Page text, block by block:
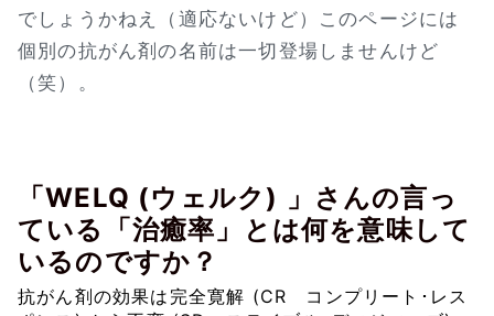
でしょうかねえ（適応ないけど）このページには
個別の抗がん剤の名前は一切登場しませんけど
（笑）。
「WELQ (ウェルク) 」さんの言っ
ている「治癒率」とは何を意味して
いるのですか？
抗がん剤の効果は完全寛解 (CR コンプリート･レス